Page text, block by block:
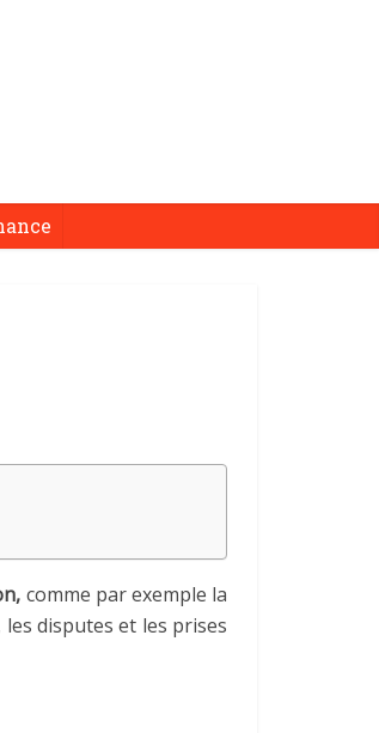
comme par exemple la
disputes et les prises